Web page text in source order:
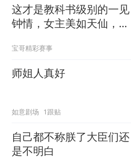
这才是教科书级别的一见
钟情，女主美如天仙，男
宝哥精彩赛事
师姐人真好
如意剧场 1跟贴
自己都不称朕了大臣们还
是不明白